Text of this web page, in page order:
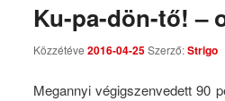
Ku-pa-dön-tő! –
Közzétéve 2016-04-25Szerző:Strigo
Megannyi végigszenvedett 90